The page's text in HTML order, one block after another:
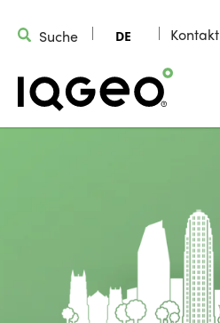
Suche DE Kontakt